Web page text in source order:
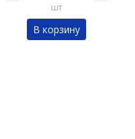
шт
В корзину